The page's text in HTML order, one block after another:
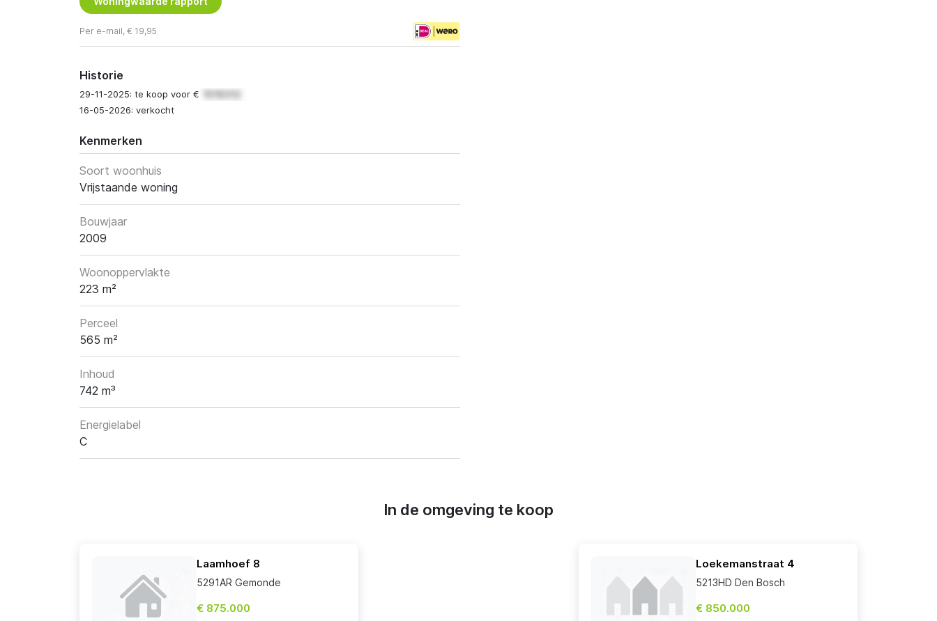
Per e-mail, € 19,95
Historie
29-11-2025: te koop voor €
16-05-2026: verkocht
Kenmerken
Soort woonhuis
Vrijstaande woning
Bouwjaar
2009
Woonoppervlakte
223 m²
Perceel
565 m²
Inhoud
742 m³
Energielabel
C
In de omgeving te koop
Laamhoef 8
5291AR Gemonde
€ 875.000
Loekemanstraat 4
5213HD Den Bosch
€ 850.000